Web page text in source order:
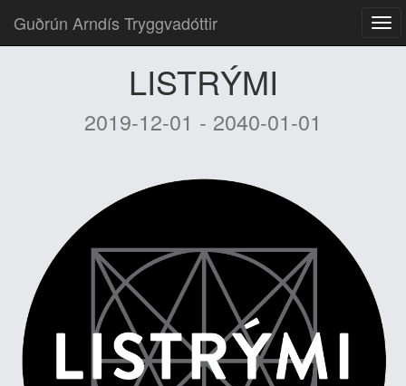
Guðrún Arndís Tryggvadóttir
LISTRÝMI
2019-12-01 - 2040-01-01